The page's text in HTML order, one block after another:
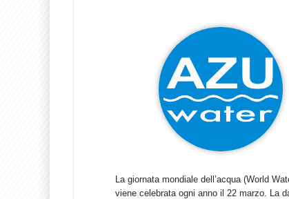
La giornata mondiale dell’acqua (World
viene celebrata ogni anno il 22 marzo. La